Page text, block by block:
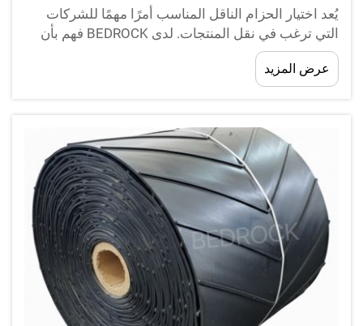
يُعد اختيار الحزام الناقل المناسب أمرًا مهمًا للشركات
التي ترغب في نقل المنتجات. لدى BEDROCK فهم بأن
أحزمة النقل عالية السعة يمكن أن تكون العامل الفاصل
بين نقل منتجك عبر الخط أم لا. توفر هذه الأحزمة
إمكاني...
عرض المزيد